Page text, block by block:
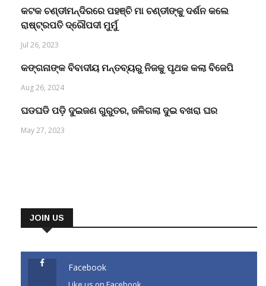
କଟକ ଚଣ୍ଡୀମନ୍ଦିରରେ ପହଞ୍ଚି ମା ଚଣ୍ଡୀଙ୍କୁ ଦର୍ଶନ କଲେ
ରାଷ୍ଟ୍ରପତି ଦ୍ରୌପଦୀ ମୁର୍ମୁ
Jul 26, 2023
କଙ୍ଗନାଙ୍କ ବିବାଦୀୟ ମନ୍ତବ୍ୟରୁ ନିଜକୁ ପୃଥକ କଲା ବିଜେପି
Aug 26, 2024
ଘଡଘଡି ପଡ଼ି ଦୁଇଜଣ ଗୁରୁତର, ଜଳିଗଲା ଦୁଇ ବଖରା ଘର
May 27, 2023
JOIN US
Facebook